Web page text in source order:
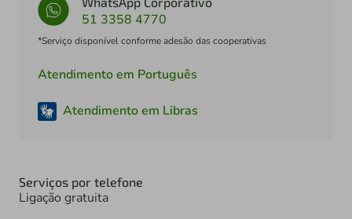
51 3358 4770
*Serviço disponível conforme adesão das cooperativas
Atendimento em Português
Atendimento em Libras
Serviços por telefone
Ligação gratuita